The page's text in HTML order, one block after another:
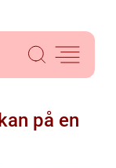
på en